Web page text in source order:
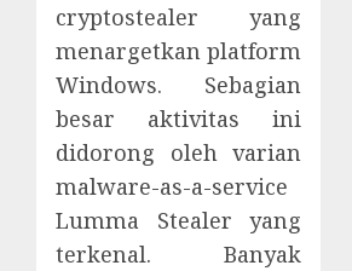
cryptostealer yang
menargetkan platform
Windows. Sebagian
besar aktivitas ini
didorong oleh varian
malware-as-a-service
Lumma Stealer yang
terkenal. Banyak